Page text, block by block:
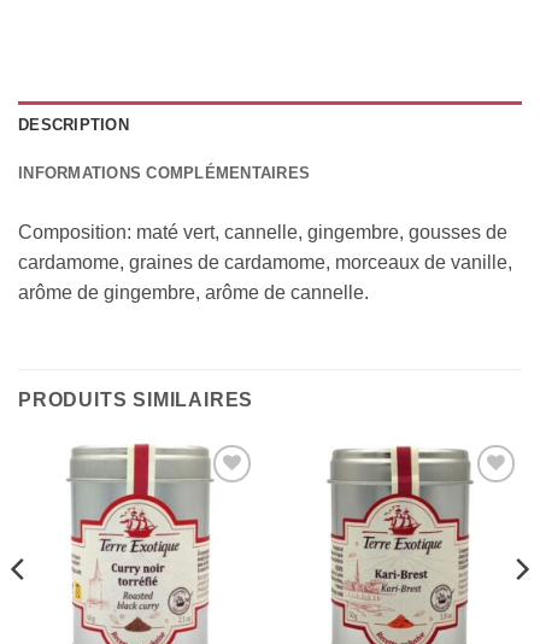
DESCRIPTION
INFORMATIONS COMPLÉMENTAIRES
Composition: maté vert, cannelle, gingembre, gousses de
cardamome, graines de cardamome, morceaux de vanille,
arôme de gingembre, arôme de cannelle.
PRODUITS SIMILAIRES
Wishlist
Wishlist